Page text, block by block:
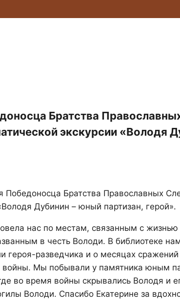
Братства
экскурсии «Володя
Победоносца Братства Православных
Дубинин – юный партизан, герой».
нас по местам, связанным с
в честь Володи. В библиотеке
героя-разведчика и о месяцах сражений
войны. Мы побывали у памятника юным
во время войны скрывались Володя и
Володи. Спасибо Екатерине за